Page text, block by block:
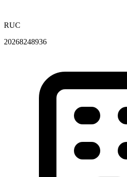
RUC
20268248936